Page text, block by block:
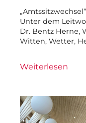
Unter dem
Dr. Bentz Herne,
Witten, Wetter,
Weiterlesen